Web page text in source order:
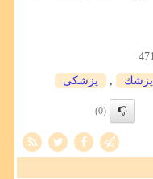
پزشك پزشكی
(0)